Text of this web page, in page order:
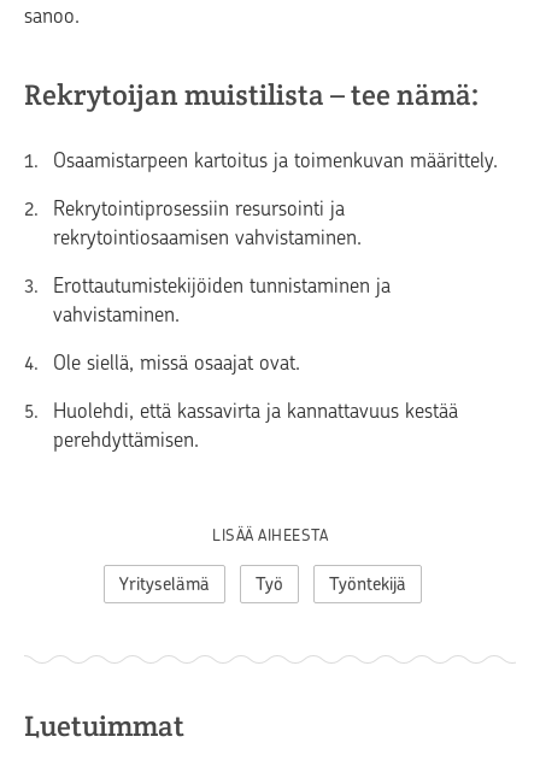
sanoo.
Rekrytoijan muistilista – tee nämä:
Osaamistarpeen kartoitus ja toimenkuvan määrittely.
Rekrytointiprosessiin resursointi ja
rekrytointiosaamisen vahvistaminen.
Erottautumistekijöiden tunnistaminen ja
vahvistaminen.
Ole siellä, missä osaajat ovat.
Huolehdi, että kassavirta ja kannattavuus kestää
perehdyttämisen.
LISÄÄ AIHEESTA
Yrityselämä Työ Työntekijä
Luetuimmat